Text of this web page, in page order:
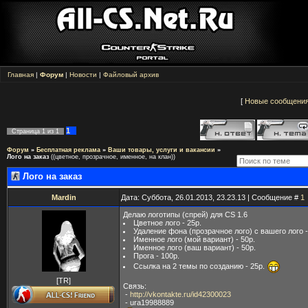
Главная | Форум | Новости | Файловый архив
[ Новые
Страница 1 из 1 1
Форум » Бесплатная реклама » Ваши товары, услуги и вакансии »
Лого на заказ ((цветное, прозрачное, именное, на клан))
Лого на заказ
Mardin Дата: Суббота, 26.01.2013, 23.23.13 | Сообщение # 1
[TR]
Делаю логотипы (спрей) для CS 1.6
Цветное лого - 25р.
Удаление фона (прозрачное лого) с вашего лого
Именное лого (мой вариант) - 50р.
Именное лого (ваш вариант) - 50р.
Прога - 100р.
Ссылка на 2 темы по созданию - 25р.
Связь:
- http://vkontakte.ru/id42300023
- ura19988889